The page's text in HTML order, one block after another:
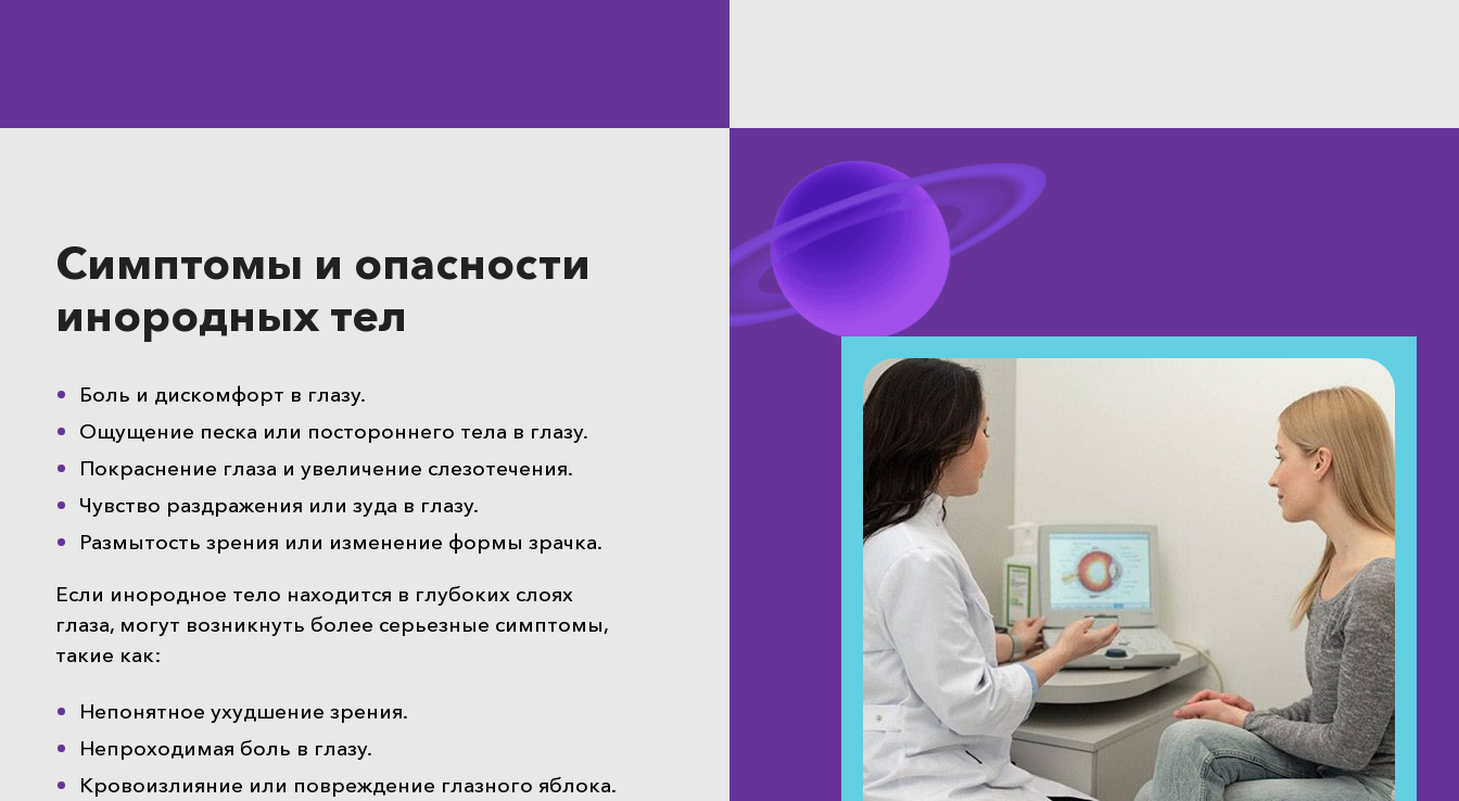
Симптомы и опасности
инородных тел
Боль и дискомфорт в глазу.
Ощущение песка или постороннего тела в глазу.
Покраснение глаза и увеличение слезотечения.
Чувство раздражения или зуда в глазу.
Размытость зрения или изменение формы зрачка.
Если инородное тело находится в глубоких слоях
глаза, могут возникнуть более серьезные симптомы,
такие как:
Непонятное ухудшение зрения.
Непроходимая боль в глазу.
Кровоизлияние или повреждение глазного яблока.